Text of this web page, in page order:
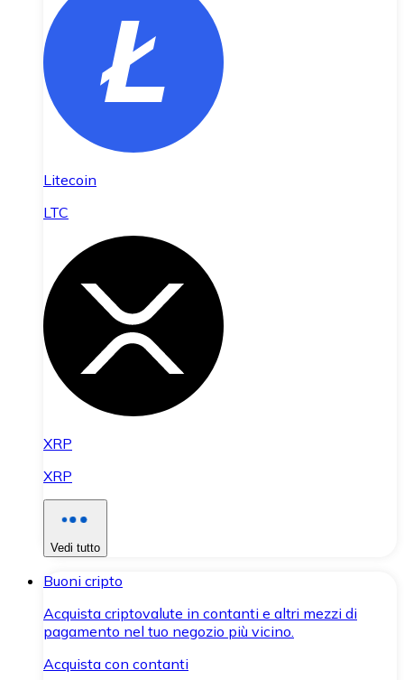
Litecoin
LTC
XRP
XRP
Vedi tutto
Buoni cripto
Acquista criptovalute in contanti e altri mezzi di
pagamento nel tuo negozio più vicino.
Acquista con contanti